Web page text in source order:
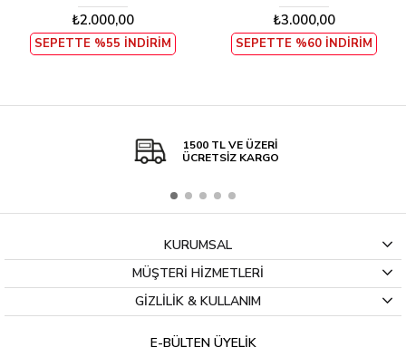
₺2.000,00
SEPETTE %55 İNDİRİM
₺3.000,00
SEPETTE %60 İNDİRİM
1500 TL VE ÜZERİ
ÜCRETSİZ KARGO
KURUMSAL
MÜŞTERİ HİZMETLERİ
GİZLİLİK & KULLANIM
E-BÜLTEN ÜYELİK